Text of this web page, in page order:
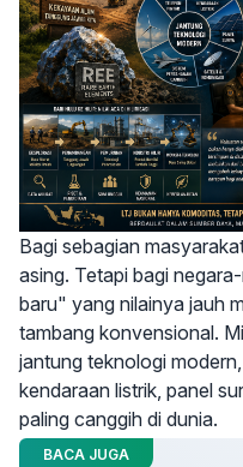
Bagi sebagian
asing. Tetapi bagi
baru" yang nilainya jauh
tambang konvensional.
jantung teknologi
kendaraan listrik, panel
paling canggih di dunia.
BACA JUGA